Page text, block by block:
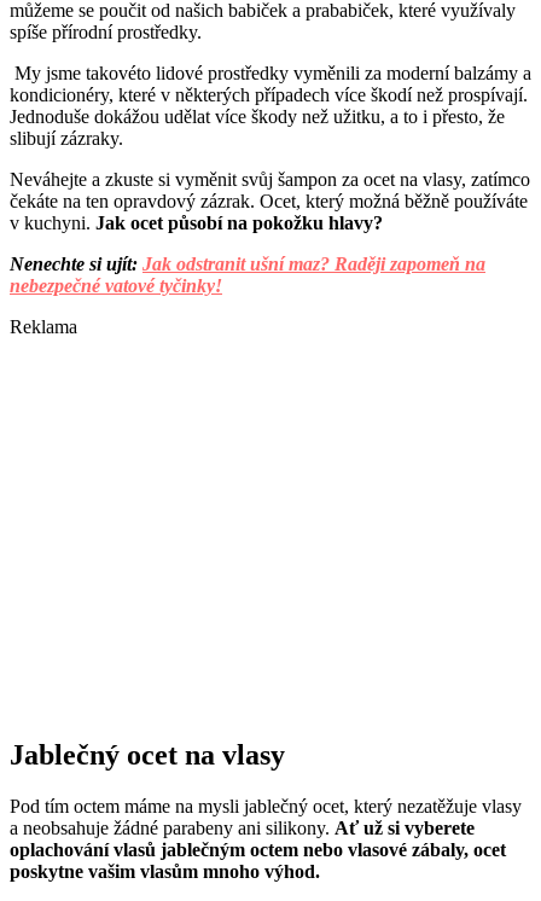
můžeme se poučit od našich babiček a prababiček, které využívaly
spíše přírodní prostředky.
My jsme takovéto lidové prostředky vyměnili za moderní balzámy a
kondicionéry, které v některých případech více škodí než prospívají.
Jednoduše dokážou udělat více škody než užitku, a to i přesto, že
slibují zázraky.
Neváhejte a zkuste si vyměnit svůj šampon za ocet na vlasy, zatímco
čekáte na ten opravdový zázrak. Ocet, který možná běžně používáte
v kuchyni. Jak ocet působí na pokožku hlavy?
Nenechte si ujít: Jak odstranit ušní maz? Raději zapomeň na
nebezpečné vatové tyčinky!
Reklama
Jablečný ocet na vlasy
Pod tím octem máme na mysli jablečný ocet, který nezatěžuje vlasy
a neobsahuje žádné parabeny ani silikony. Ať už si vyberete
oplachování vlasů jablečným octem nebo vlasové zábaly, ocet
poskytne vašim vlasům mnoho výhod.